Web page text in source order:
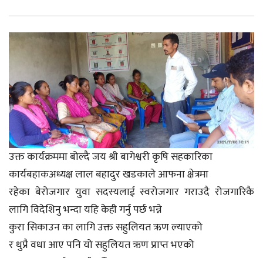
उक्त कार्यक्रममा बोल्दै जय श्री बागेश्वरी कृषि सहकारिका
कार्यबहाकअध्यक्ष लाल बहादुर खडकाले आफना क्षेत्रमा
रहेका बेरोजगार युवा सदस्यलाई स्वरोजगार गराउदै रोजगारिकै
लागि विदेशिनु भन्दा यहि केही गर्नु पर्छ भन्ने
कुरा सिकाउन का लागि उक्त सहुलियत ऋण ल्याएको
र थुप्रै वधा आए पनि यो सहुलियत ऋण प्राप्त भएको